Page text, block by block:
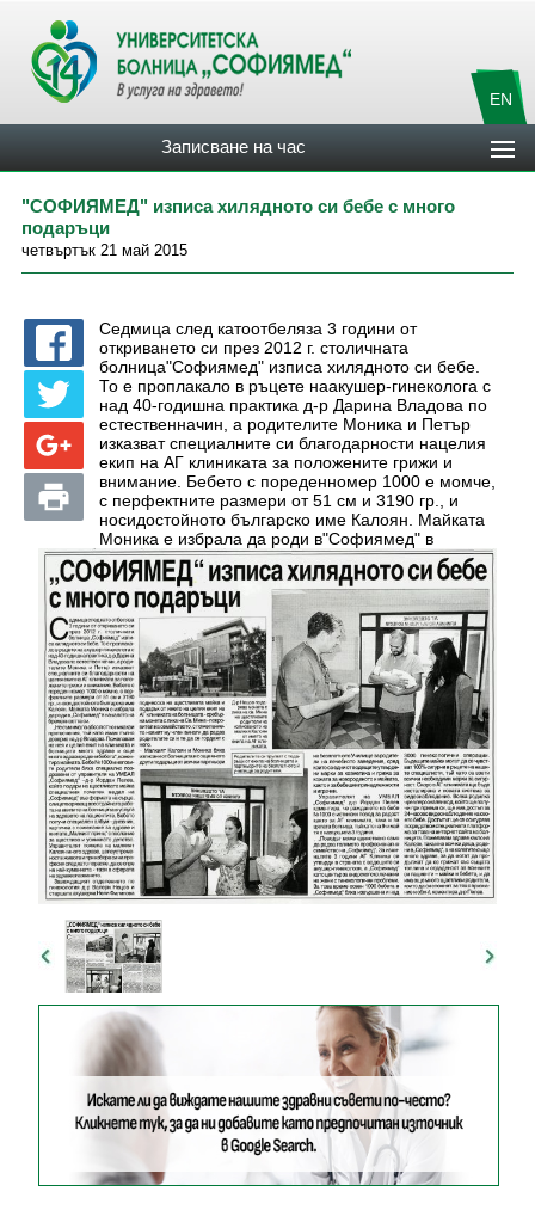
EN
Записване на час
"СОФИЯМЕД" изписа хилядното си бебе с много
подаръци
четвъртък 21 май 2015
Седмица след катоотбеляза 3 години от
откриването си през 2012 г. столичната
болница"Софиямед" изписа хилядното си бебе.
То е проплакало в ръцете наакушер-гинеколога с
над 40-годишна практика д-р Дарина Владова по
естественначин, а родителите Моника и Петър
изказват специалните си благодарности нацелия
екип на АГ клиниката за положените грижи и
внимание. Бебето с пореденномер 1000 е момче,
с перфектните размери от 51 см и 3190 гр., и
носидостойното българскo име Калоян. Mайката
Моника e избрала да роди в"Софиямед" в